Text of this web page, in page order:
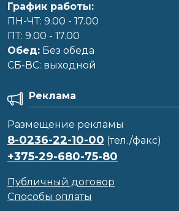
График работы:
ПН-ЧТ: 9.00 - 17.00
ПТ: 9.00 - 17.00
Обед: Без обеда
CБ-ВС: выходной
Реклама
Размещение рекламы
8-0236-22-10-00 (тел./факс)
+375-29-680-75-80
Публичный договор
Способы оплаты